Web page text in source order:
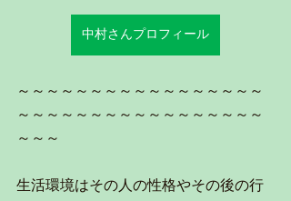
中村さんプロフィール
～～～～～～～～～～～～～～～～～
～～～～～～～～～～～～～～～～～
～～～
生活環境はその人の性格やその後の行